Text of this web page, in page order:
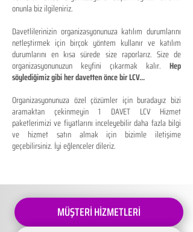
onunla biz ilgileniriz.
Davetlilerinizin organizasyonunuza katılım durumlarını
netleştirmek için birçok yöntem kullanır ve katılım
durumlarını en kısa sürede size raporlarız. Size de
organizasyonunuzun keyfini çıkarmak kalır. Hep
söylediğimiz gibi her davetten önce bir LCV...
Organizasyonunuza özel çözümler için buradayız bizi
aramaktan çekinmeyin 1 DAVET LCV Hizmet
paketlerimizi ve fiyatlarını inceleyebilir daha fazla bilgi
ve hizmet satın almak için bizimle iletişime
geçebilirsiniz. İyi eğlenceler dileriz.
MÜŞTERİ HİZMETLERİ